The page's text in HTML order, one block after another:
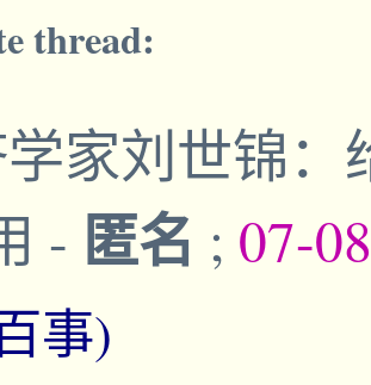
thread:
家刘世锦：
- 匿名 ; 07-
事)